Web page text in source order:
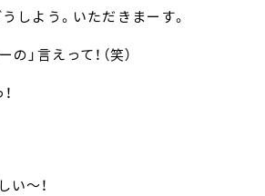
うしよう。いただきまーす。
の」言えって！（笑）
い～！